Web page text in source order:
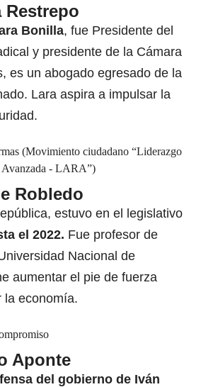
Restrepo
Bonilla, fue Presidente del
y presidente de la Cámara
es un abogado egresado de la
Lara aspira a impulsar la
(Movimiento ciudadano “Liderazgo
- LARA”)
Robledo
estuvo en el legislativo
el 2022. Fue profesor de
Nacional de
aumentar el pie de fuerza
la economía.
Aponte
del gobierno de Iván